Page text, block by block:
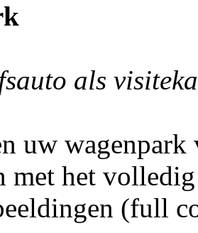
als
uw wagenpark
met het
(full